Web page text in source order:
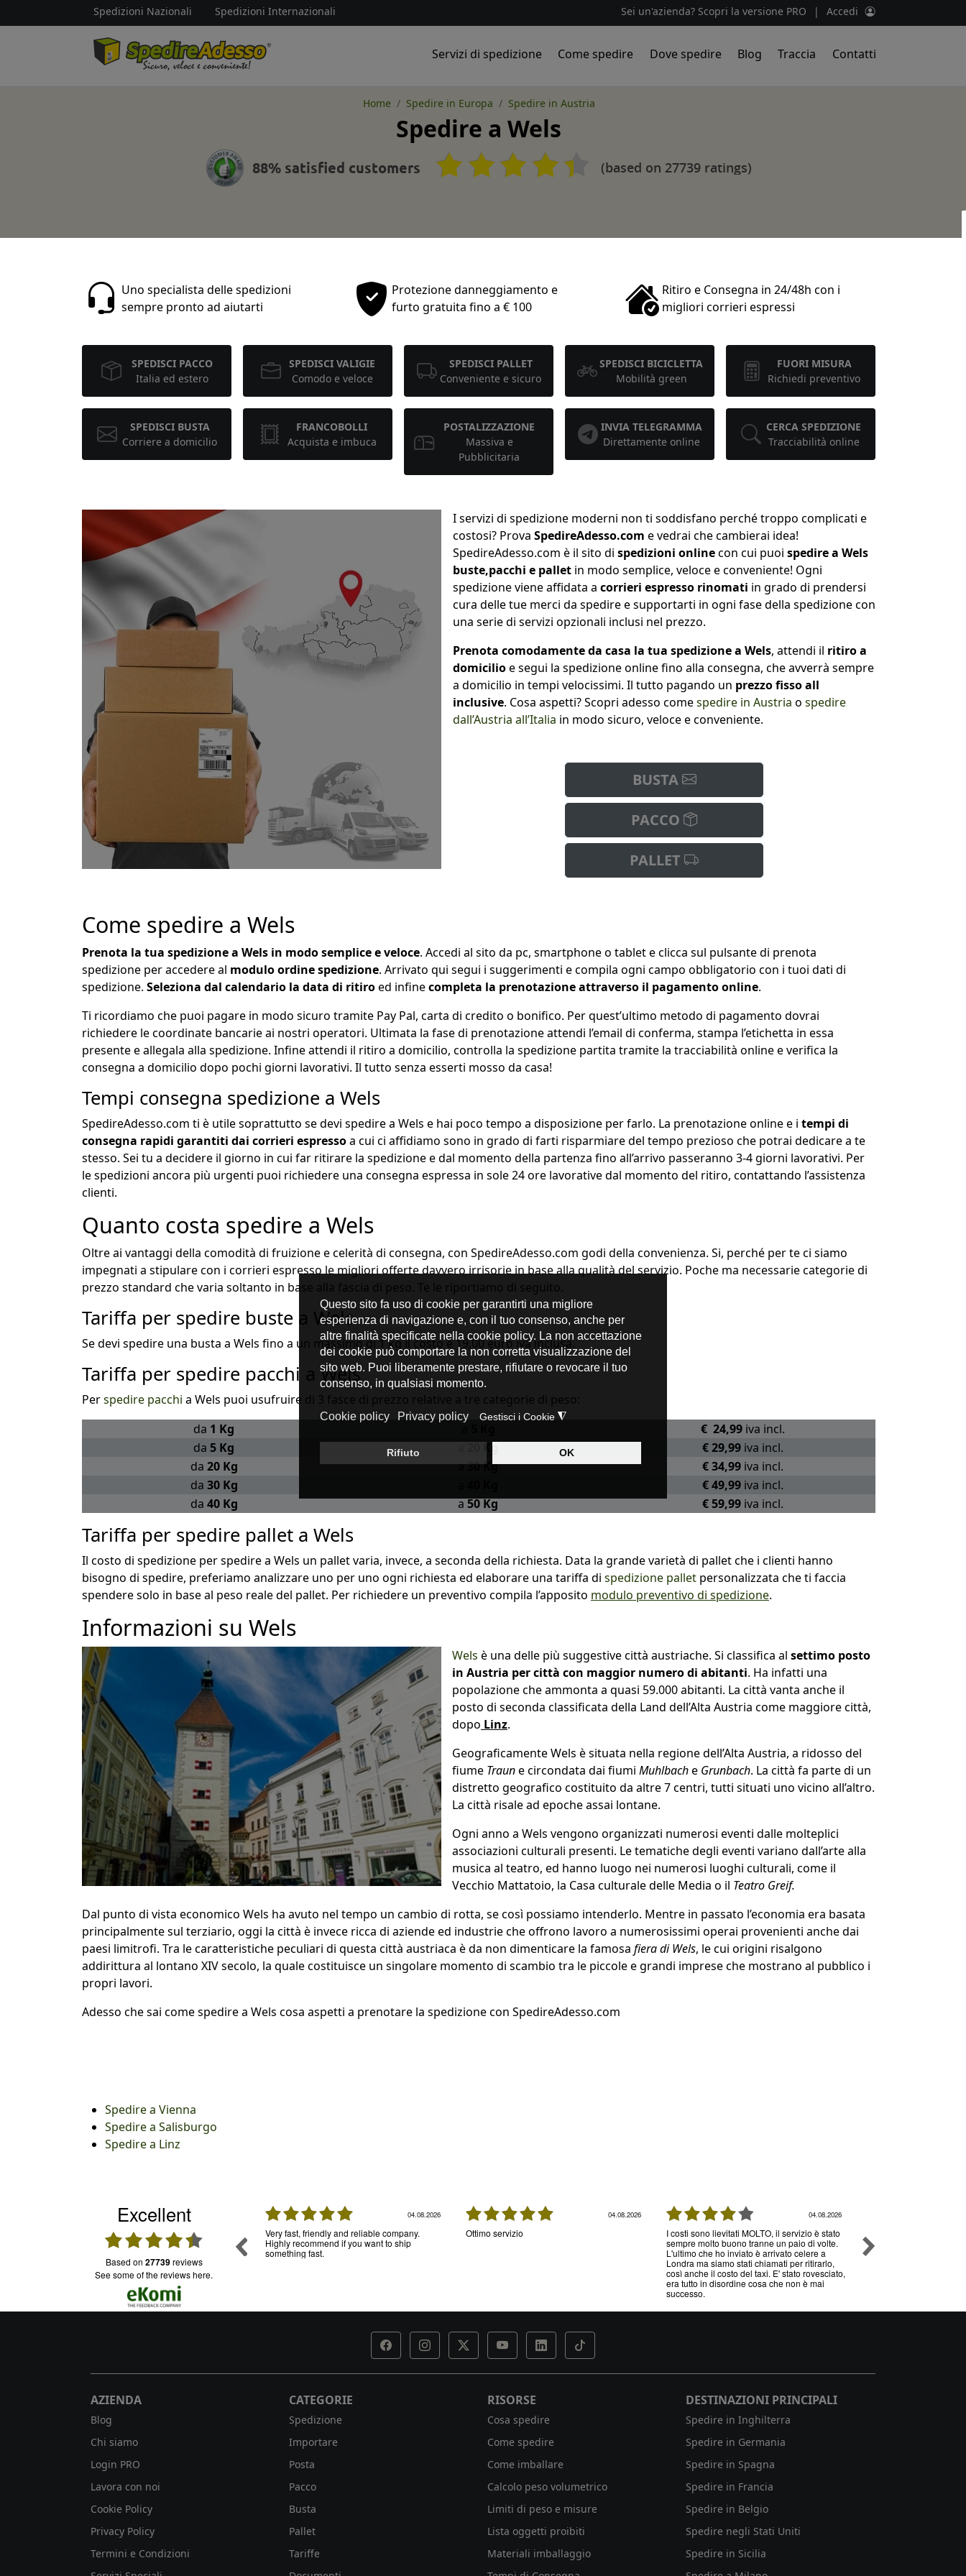
Spedizioni Nazionali Spedizioni Internazionali Sei un'azienda? Scopri la versione PRO | Accedi
Servizi di spedizione Come spedire Dove spedire Blog Traccia Contatti
Home Spedire in Europa Spedire in Austria
Spedire a Wels
88% satisfied customers (based on 27739 ratings)
Uno specialista delle spedizioni
sempre pronto ad aiutarti
Protezione danneggiamento e
furto gratuita fino a € 100
Ritiro e Consegna in 24/48h con i
migliori corrieri espressi
SPEDISCI PACCO
Italia ed estero
SPEDISCI VALIGIE
Comodo e veloce
SPEDISCI PALLET
Conveniente e sicuro
SPEDISCI BICICLETTA
Mobilità green
FUORI MISURA
Richiedi preventivo
SPEDISCI BUSTA
Corriere a domicilio
FRANCOBOLLI
Acquista e imbuca
POSTALIZZAZIONE
Massiva e
Pubblicitaria
INVIA TELEGRAMMA
Direttamente online
CERCA SPEDIZIONE
Tracciabilità online
I servizi di spedizione moderni non ti soddisfano perché troppo complicati e
costosi? Prova SpedireAdesso.com e vedrai che cambierai idea!
SpedireAdesso.com è il sito di spedizioni onlinecon cui puoi spedire a Wels
buste,pacchi e pallet in modo semplice, veloce e conveniente! Ogni
spedizione viene affidata a corrieri espresso rinomati in grado di prendersi
cura delle tue merci da spedire e supportarti in ogni fase della spedizione con
una serie di servizi opzionali inclusi nel prezzo.
Prenota comodamente da casa la tua spedizione a Wels, attendi il ritiro a
domicilioe segui la spedizione online fino alla consegna, che avverrà sempre
a domicilio in tempi velocissimi. Il tutto pagando un prezzo fisso all
inclusive. Cosa aspetti? Scopri adesso comespedire in Austria o spedire
dall’Austria all’Italia in modo sicuro, veloce e conveniente.
BUSTA
PACCO
PALLET
Come spedire a Wels
Prenota la tua spedizione a Wels in modo semplice e veloce. Accedi al sito da pc, smartphone o tablet e clicca sul pulsante di prenota
spedizione per accedere al modulo ordine spedizione. Arrivato qui segui i suggerimenti e compila ogni campo obbligatorio con i tuoi dati di
spedizione. Seleziona dal calendario la data di ritiroed infinecompleta la prenotazione attraverso il pagamento online.
Ti ricordiamo che puoi pagare in modo sicuro tramite Pay Pal, carta di credito o bonifico. Per quest’ultimo metodo di pagamento dovrai
richiedere le coordinate bancarie ai nostri operatori. Ultimata la fase di prenotazione attendi l’email di conferma, stampa l’etichetta in essa
presente e allegala alla spedizione. Infine attendi il ritiro a domicilio, controlla la spedizione partita tramite la tracciabilità online e verifica la
consegna a domicilio dopo pochi giorni lavorativi. Il tutto senza esserti mosso da casa!
Tempi consegna spedizione a Wels
SpedireAdesso.com ti è utile soprattutto se devi spedire a Wels e hai poco tempo a disposizione per farlo. La prenotazione online e i tempi di
consegna rapidi garantiti dai corrieri espressoa cui ci affidiamo sono in grado di farti risparmiare del tempo prezioso che potrai dedicare a te
stesso. Sei tu a decidere il giorno in cui far ritirare la spedizione e dal momento della partenza fino all’arrivo passeranno 3-4 giorni lavorativi. Per
le spedizioni ancora più urgenti puoi richiedere una consegna espressa in sole 24 ore lavorative dal momento del ritiro, contattando l’assistenza
clienti.
Quanto costa spedire a Wels
Oltre ai vantaggi della comodità di fruizione e celerità di consegna, con SpedireAdesso.com godi della convenienza. Si, perché per te ci siamo
impegnati a stipulare con i corrieri espresso le migliori offerte davvero irrisorie in base alla qualità del servizio. Poche ma necessarie categorie di
prezzo standard che varia soltanto in base alla fascia di peso. Te le riportiamo di seguito.
Tariffa per spedire buste a Wels
Se devi spedire una busta a Wels fino a un massimo di 1 kg il costo è 19,00 euro iva inclusa.
Tariffa per spedire pacchi a Wels
Perspedire pacchi a Wels puoi usufruire di 3 fasce di prezzo relative a tre categorie di peso:
da 1 Kg € 24,99 iva incl.
da 5 Kg € 29,99 iva incl.
da 20 Kg a30 Kg € 34,99 iva incl.
da 30 Kg € 49,99 iva incl.
da 40 Kg a50 Kg € 59,99 iva incl.
Tariffa per spedire pallet a Wels
Il costo di spedizione per spedire a Wels un pallet varia, invece, a seconda della richiesta. Data la grande varietà di pallet che i clienti hanno
bisogno di spedire, preferiamo analizzare uno per uno ogni richiesta ed elaborare una tariffa di spedizione pallet personalizzata che ti faccia
spendere solo in base al peso reale del pallet. Per richiedere un preventivo compila l’apposito modulo preventivo di spedizione.
Informazioni su Wels
Wels è una delle più suggestive città austriache. Si classifica al settimo posto
in Austria per città con maggior numero di abitanti. Ha infatti una
popolazione che ammonta a quasi 59.000 abitanti. La città vanta anche il
posto di seconda classificata della Land dell’Alta Austria come maggiore città,
dopo Linz.
Geograficamente Wels è situata nella regione dell’Alta Austria, a ridosso del
fiume Traune circondata dai fiumi Muhlbache Grunbach. La città fa parte di un
distretto geografico costituito da altre 7 centri, tutti situati uno vicino all’altro.
La città risale ad epoche assai lontane.
Ogni anno a Wels vengono organizzati numerosi eventi dalle molteplici
associazioni culturali presenti. Le tematiche degli eventi variano dall’arte alla
musica al teatro, ed hanno luogo nei numerosi luoghi culturali, come il
Vecchio Mattatoio, la Casa culturale delle Media o il Teatro Greif.
Dal punto di vista economico Wels ha avuto nel tempo un cambio di rotta, se così possiamo intenderlo. Mentre in passato l’economia era basata
principalmente sul terziario, oggi la città è invece ricca di aziende ed industrie che offrono lavoro a numerosissimi operai provenienti anche dai
paesi limitrofi. Tra le caratteristiche peculiari di questa città austriaca è da non dimenticare la famosa fiera di Wels, le cui origini risalgono
addirittura al lontano XIV secolo, la quale costituisce un singolare momento di scambio tra le piccole e grandi imprese che mostrano al pubblico i
propri lavori.
Adesso che sai come spedire a Wels cosa aspetti a prenotare la spedizione con SpedireAdesso.com
Spedire a Vienna
Spedire a Salisburgo
Spedire a Linz
Excellent
based on 27739reviews
see some of the reviews here.
Una garanzia. Ho usato già tante volte questo
servizio e mi sono trovata molto bene.
Puntuali e trasparenti. Assistenza: funziona e
il personale è cordiale
04.08.2026
Very fast, friendly and reliable company.
Highly recommend if you want to ship
something fast.
04.08.2026
Ottimo servizio
04.08.2026
I costi sono lievitati MOLTO, il servizio è stato
sempre molto buono tranne un paio di volte.
L'ultimo che ho inviato è arrivato celere a
Londra ma siamo stati chiamati per ritirarlo,
così anche il costo del taxi. E' stato rovesciato,
era tutto in disordine cosa che non è mai
successo.
senza nessun problema
volte che utilizzo il loro
AZIENDA
Blog
Chi siamo
Login PRO
Lavora con noi
Cookie Policy
Privacy Policy
Termini e Condizioni
CATEGORIE
Spedizione
Importare
Posta
Pacco
Busta
Pallet
Tariffe
RISORSE
Cosa spedire
Come spedire
Come imballare
Calcolo peso volumetrico
Limiti di peso e misure
Lista oggetti proibiti
Materiali imballaggio
DESTINAZIONI PRINCIPALI
Spedire in Inghilterra
Spedire in Germania
Spedire in Spagna
Spedire in Francia
Spedire in Belgio
Spedire negli Stati Uniti
Spedire in Sicilia